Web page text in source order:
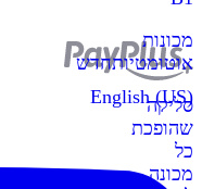
מכונות
אוטומטיותחדש
סליקה
שהופכת
כל
מכונה
English (US)